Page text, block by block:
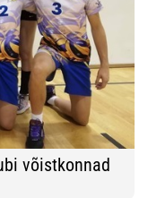
võistkonnad